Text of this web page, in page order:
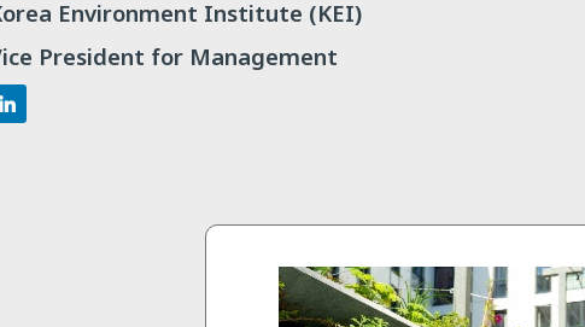
Environment Institute (KEI)
President for Management